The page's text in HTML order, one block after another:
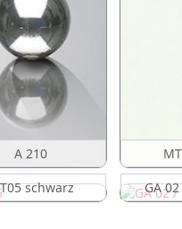
A 210
schwarz GA